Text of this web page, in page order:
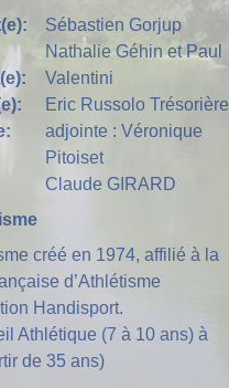
Sébastien Gorjup
Nathalie Géhin et Paul
Valentini
Eric Russolo Trésorière
adjointe : Véronique
Pitoiset
Claude GIRARD
créé en 1974, affilié à la
d’Athlétisme
Handisport.
Athlétique (7 à 10 ans) à
de 35 ans)